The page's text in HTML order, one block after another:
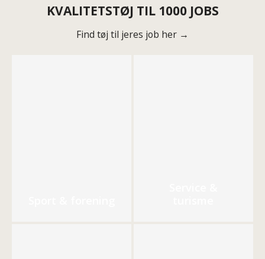
KVALITETSTØJ TIL 1000 JOBS
Find tøj til jeres job her →